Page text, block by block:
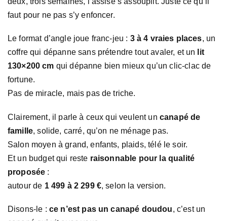
faut pour ne pas s’y enfoncer.
Le format d’angle joue franc-jeu : 3 à 4 vraies places, un
coffre qui dépanne sans prétendre tout avaler, et un
lit
130×200 cm qui dépanne bien mieux qu’un clic-clac de
fortune.
Pas de miracle, mais pas de triche.
Clairement, il parle à ceux qui veulent un canapé de
famille, solide, carré, qu’on ne ménage pas.
Salon moyen à grand, enfants, plaids, télé le soir.
Et un budget qui reste raisonnable pour la qualité
proposée :
autour de 1 499 à 2 299 €, selon la version.
Disons-le : ce n’est pas un canapé doudou, c’est un